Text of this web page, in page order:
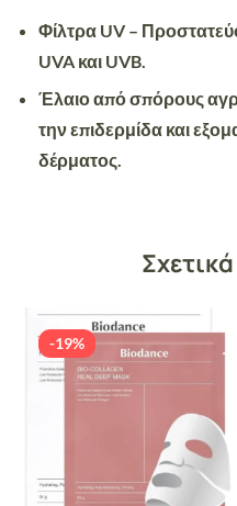
Φίλτρα UV –
UVA και UVB.
Έλαιο από σπόρους
την επιδερμίδα και
δέρματος.
-19%